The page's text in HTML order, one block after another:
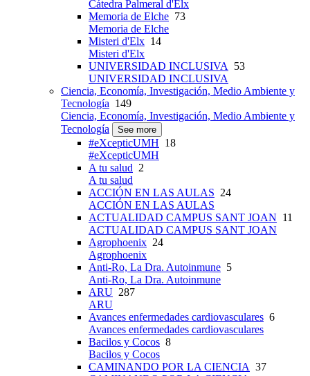
Cátedra Palmeral d'Elx
Memoria de Elche 73
Memoria de Elche
Misteri d'Elx 14
Misteri d'Elx
UNIVERSIDAD INCLUSIVA 53
UNIVERSIDAD INCLUSIVA
Ciencia, Economía, Investigación, Medio Ambiente y
Tecnología 149
Ciencia, Economía, Investigación, Medio Ambiente y
Tecnología
See more
#eXcepticUMH 18
#eXcepticUMH
A tu salud 2
A tu salud
ACCIÓN EN LAS AULAS 24
ACCIÓN EN LAS AULAS
ACTUALIDAD CAMPUS SANT JOAN 11
ACTUALIDAD CAMPUS SANT JOAN
Agrophoenix 24
Agrophoenix
Anti-Ro, La Dra. Autoinmune 5
Anti-Ro, La Dra. Autoinmune
ARU 287
ARU
Avances enfermedades cardiovasculares 6
Avances enfermedades cardiovasculares
Bacilos y Cocos 8
Bacilos y Cocos
CAMINANDO POR LA CIENCIA 37